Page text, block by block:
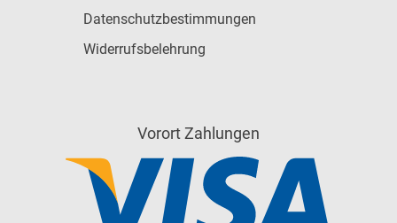
Datenschutzbestimmungen
Widerrufsbelehrung
Vorort Zahlungen